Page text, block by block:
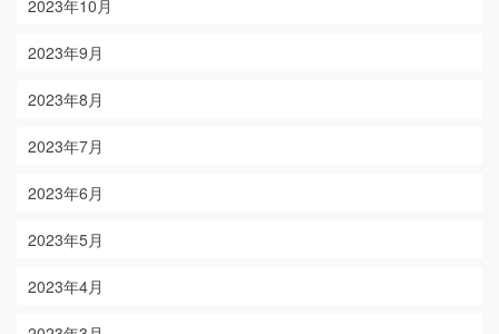
2023年10月
2023年9月
2023年8月
2023年7月
2023年6月
2023年5月
2023年4月